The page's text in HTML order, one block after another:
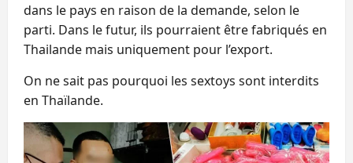
dans le pays en raison de la demande, selon le
parti. Dans le futur, ils pourraient être fabriqués en
Thailande mais uniquement pour l’export.
On ne sait pas pourquoi les sextoys sont interdits
en Thaïlande.